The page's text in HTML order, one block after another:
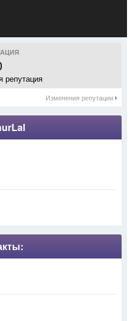
репутация
Изменения репутации